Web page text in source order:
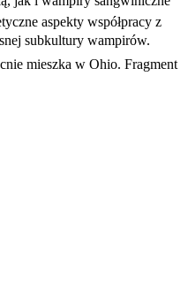
aspekty współpracy z
subkultury wampirów.
mieszka w Ohio. Fragment